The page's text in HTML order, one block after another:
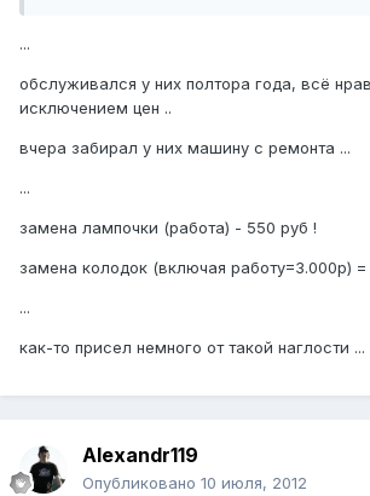
...
обслуживался у них полтора года, всё
исключением цен ..
вчера забирал у них машину с ремонта ...
...
замена лампочки (работа) - 550 руб !
замена колодок (включая работу=3.000р) =
...
как-то присел немного от такой наглости ...
Alexandr119
Опубликовано 10 июля, 2012